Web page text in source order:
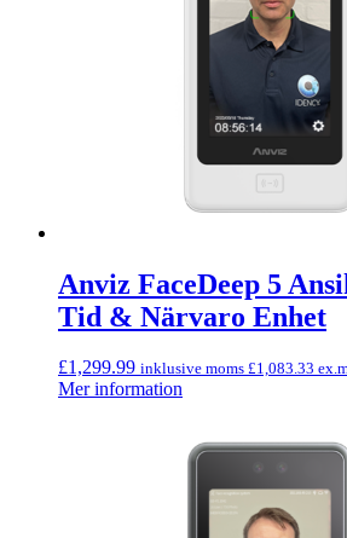
Anviz FaceDeep 5
Tid & Närvaro Enhet
£1,299.99 inklusive moms £1,083.33
Mer information